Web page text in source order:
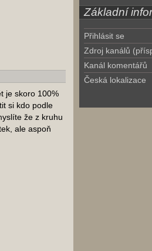
je skoro 100%
si kdo podle
že z kruhu
ale aspoň
Základní
Přihlásit se
Zdroj kanálů
Kanál komentářů
Česká lokalizace